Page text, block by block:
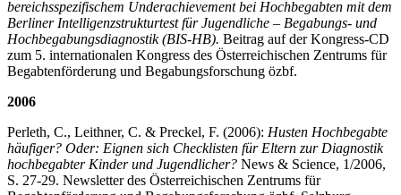
bereichsspezifischem Underachievement bei Hochbegabten mit dem
Berliner Intelligenzstrukturtest für Jugendliche – Begabungs- und
Hochbegabungsdiagnostik (BIS-HB). Beitrag auf der Kongress-CD
zum 5. internationalen Kongress des Österreichischen Zentrums für
Begabtenförderung und Begabungsforschung özbf.
2006
Perleth, C., Leithner, C. & Preckel, F. (2006): Husten Hochbegabte
häufiger? Oder: Eignen sich Checklisten für Eltern zur Diagnostik
hochbegabter Kinder und Jugendlicher? News & Science, 1/2006,
S. 27-29. Newsletter des Österreichischen Zentrums für